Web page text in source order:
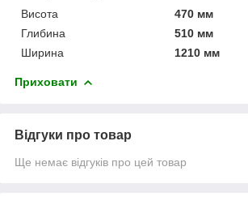
Висота
470 мм
Глибина
510 мм
Ширина
1210 мм
Приховати
Відгуки про товар
Ще немає відгуків про цей товар